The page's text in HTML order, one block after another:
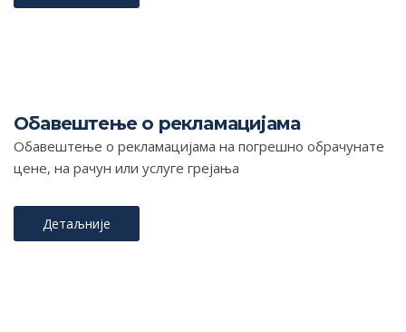
Обавештење о рекламацијама
Обавештење о рекламацијама на погрешно обрачунате
цене, на рачун или услуге грејања
Детаљније